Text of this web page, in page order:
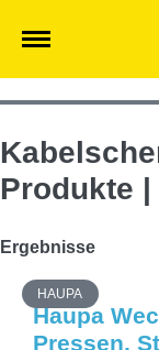
Produkte
Ergebnisse
HAUPA
Haupa
Pressen,